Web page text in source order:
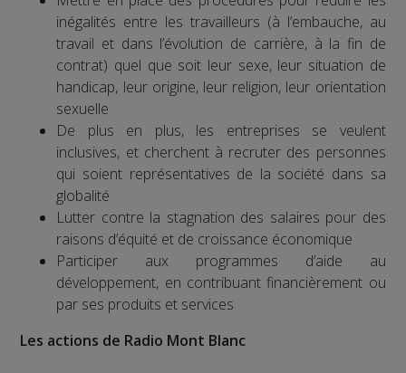
inégalités entre les travailleurs (à l’embauche, au
travail et dans l’évolution de carrière, à la fin de
contrat) quel que soit leur sexe, leur situation de
handicap, leur origine, leur religion, leur orientation
sexuelle
De plus en plus, les entreprises se veulent
inclusives, et cherchent à recruter des personnes
qui soient représentatives de la société dans sa
globalité
Lutter contre la stagnation des salaires pour des
raisons d’équité et de croissance économique
Participer aux programmes d’aide au
développement, en contribuant financièrement ou
par ses produits et services
Les actions de Radio Mont Blanc